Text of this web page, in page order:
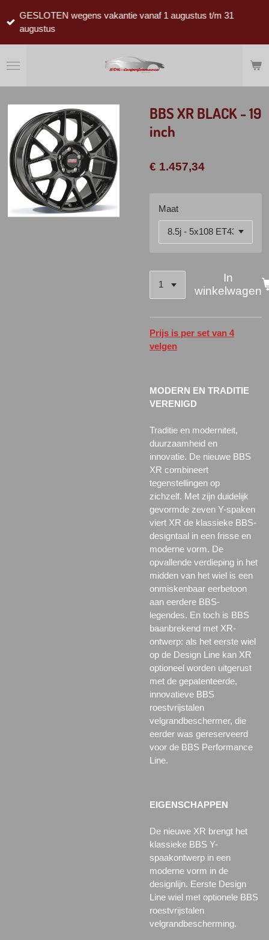
direct
hoofdinhoud
GESLOTEN wegens vakantie vanaf 1 augustus t/m 31
augustus
BBS XR BLACK - 19
inch
€ 1.457,34
Maat
In
winkelwagen
Prijs is per set van 4
velgen
MODERN EN TRADITIE
VERENIGD
Traditie en moderniteit,
duurzaamheid en
innovatie. De nieuwe BBS
XR combineert
tegenstellingen op
zichzelf. Met zijn duidelijk
gevormde zeven Y-spaken
viert XR de klassieke BBS-
designtaal in een frisse en
moderne vorm. De
opvallende verdieping in het
midden van het wiel is een
onmiskenbaar eerbetoon
aan eerdere BBS-
legendes. En toch is BBS
baanbrekend met XR-
ontwerp: als het eerste wiel
op de Design Line kan XR
optioneel worden uitgerust
met de gepatenteerde,
innovatieve BBS
roestvrijstalen
velgrandbeschermer, die
eerder was gereserveerd
voor de BBS Performance
Line.
EIGENSCHAPPEN
De nieuwe XR brengt het
klassieke BBS Y-
spaakontwerp in een
moderne vorm in de
designlijn. Eerste Design
Line wiel met optionele BBS
roestvrijstalen
velgrandbescherming.